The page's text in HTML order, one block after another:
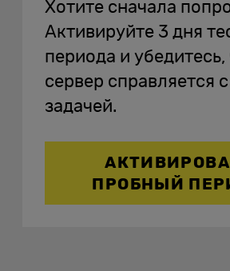
Хотите сначала
Активируйте 3 дня
периода и убедитесь,
сервер справляется
задачей.
ПРОБНЫЙ